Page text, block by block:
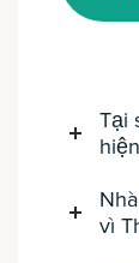
Tại
vì